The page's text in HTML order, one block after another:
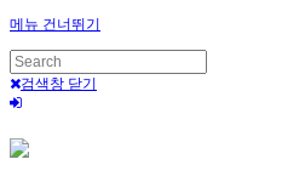
메뉴 건너뛰기
검색창 닫기